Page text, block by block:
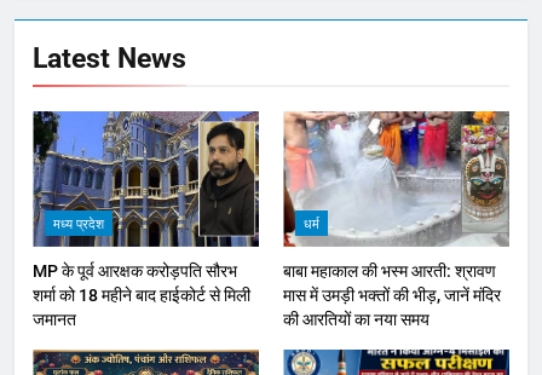
Latest News
मध्य प्रदेश
MP के पूर्व आरक्षक करोड़पति सौरभ
शर्मा को 18 महीने बाद हाईकोर्ट से मिली
जमानत
धर्म
बाबा महाकाल की भस्म आरती: श्रावण
मास में उमड़ी भक्तों की भीड़, जानें मंदिर
की आरतियों का नया समय